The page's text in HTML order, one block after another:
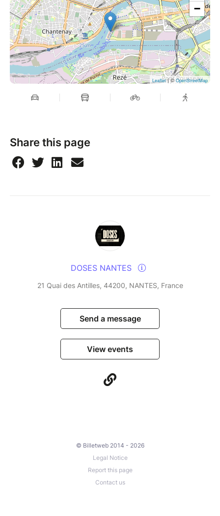
−
Leaflet| © OpenStreetMap
Share this page
DOSES NANTES
21 Quai des Antilles, 44200, NANTES, France
Send a message
View events
© Billetweb 2014 - 2026
Legal Notice
Report this page
Contact us